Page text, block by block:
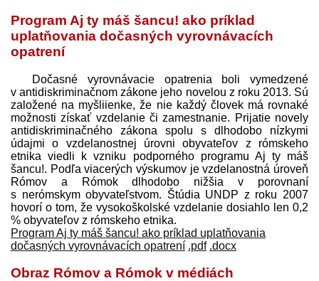
Program Aj ty máš šancu! ako príklad
uplatňovania dočasných vyrovnávacích
opatrení
Dočasné vyrovnávacie opatrenia boli vymedzené
v antidiskriminačnom zákone jeho novelou z roku 2013. Sú
založené na myšliienke, že nie každý človek má rovnaké
možnosti získať vzdelanie či zamestnanie. Prijatie novely
antidiskriminačného zákona spolu s dlhodobo nízkymi
údajmi o vzdelanostnej úrovni obyvateľov z rómskeho
etnika viedli k vzniku podporného programu Aj ty máš
šancu!. Podľa viacerých výskumov je vzdelanostná úroveň
Rómov a Rómok dlhodobo nižšia v porovnaní
s nerómskym obyvateľstvom. Štúdia UNDP z roku 2007
hovorí o tom, že vysoko­školské vzdelanie dosiahlo len 0,2
% obyvateľov z rómskeho etnika.
Program Aj ty máš šancu! ako príklad uplatňovania
dočasných vyrovnávacích opatrení .pdf .docx
Obraz Rómov a Rómok v médiách